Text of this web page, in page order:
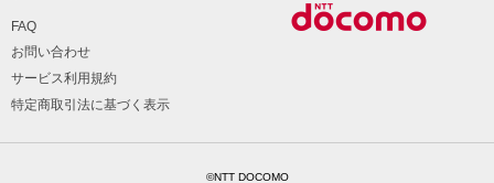
FAQ
お問い合わせ
サービス利用規約
特定商取引法に基づく表示
©NTT DOCOMO